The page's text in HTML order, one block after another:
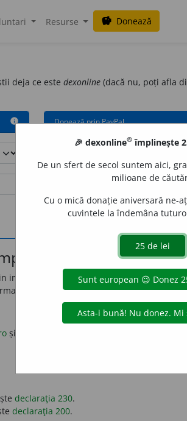
Resurse savings Donează
deja ce este dexonline (dacă nu, poți afla
info Donează prin PayPal
pe venit
impozitul pe venit datorat pentru anul
poți găsiaici.
și urmează instrucțiunile. Formularele
declaraţia 230.
declaraţia 200.
🎉 dexonline® împlinește
De un sfert de secol suntem aici,
milioane de
Cu o mică donație aniversară ne-
cuvintele la îndemâna